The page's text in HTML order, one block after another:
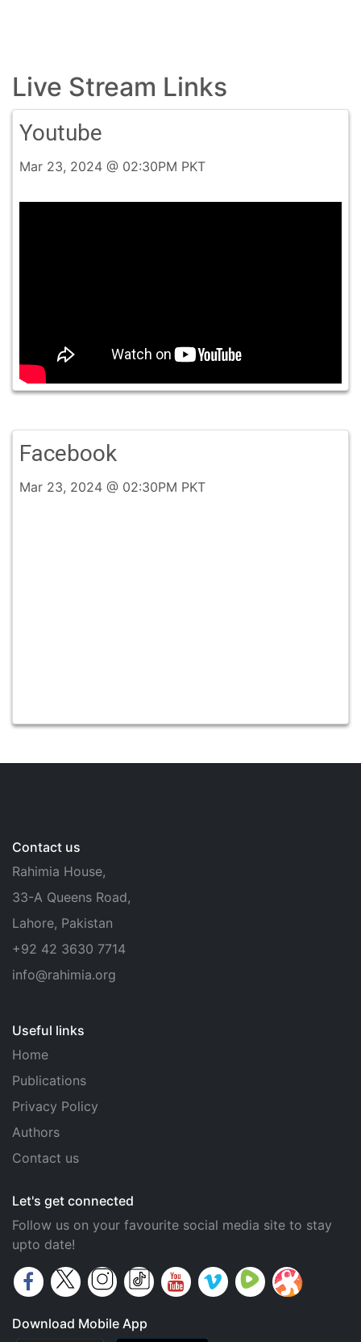
Live Stream Links
Youtube
Mar 23, 2024 @ 02:30PM PKT
Facebook
Mar 23, 2024 @ 02:30PM PKT
Contact us
Rahimia House,
33-A Queens Road,
Lahore, Pakistan
+92 42 3630 7714
info@rahimia.org
Useful links
Home
Publications
Privacy Policy
Authors
Contact us
Let's get connected
Follow us on your favourite social media site to stay
upto date!
Download Mobile App